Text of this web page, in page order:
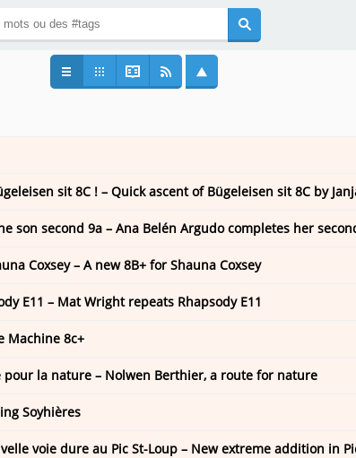
sit 8C ! – Quick ascent of Bügeleisen sit 8C by
son second 9a – Ana Belén Argudo completes her
Coxsey – A new 8B+ for Shauna Coxsey
E11 – Mat Wright repeats Rhapsody E11
Machine 8c+
pour la nature – Nolwen Berthier, a route for nature
Soyhières